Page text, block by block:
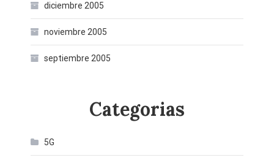
diciembre 2005
noviembre 2005
septiembre 2005
Categorias
5G